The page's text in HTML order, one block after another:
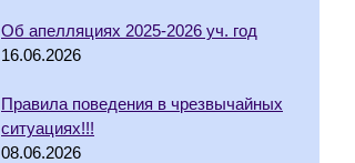
Об апелляциях 2025-2026 уч. год
16.06.2026
Правила поведения в чрезвычайных
ситуациях!!!
08.06.2026